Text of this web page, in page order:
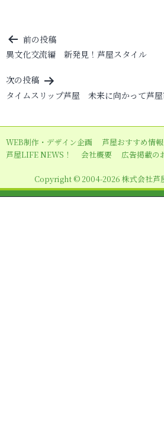
投
稿
ナ
ビ
ー
シ
ン
前の投稿
異文化交流編 新発見！芦屋スタイル
次の投稿
タイムスリップ芦屋 未来に向かって芦
WEB制作・デザイン企画 芦屋おすすめ情報
芦屋LIFE NEWS！
会社概要 広告掲載の
Copyright © 2004-2026 株式会社